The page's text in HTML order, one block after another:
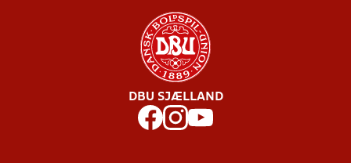
DBU SJÆLLAND